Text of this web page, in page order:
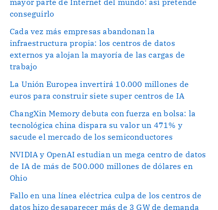
mayor parte de Internet del mundo: así pretende
conseguirlo
Cada vez más empresas abandonan la
infraestructura propia: los centros de datos
externos ya alojan la mayoría de las cargas de
trabajo
La Unión Europea invertirá 10.000 millones de
euros para construir siete super centros de IA
ChangXin Memory debuta con fuerza en bolsa: la
tecnológica china dispara su valor un 471% y
sacude el mercado de los semiconductores
NVIDIA y OpenAI estudian un mega centro de datos
de IA de más de 500.000 millones de dólares en
Ohio
Fallo en una línea eléctrica culpa de los centros de
datos hizo desaparecer más de 3 GW de demanda